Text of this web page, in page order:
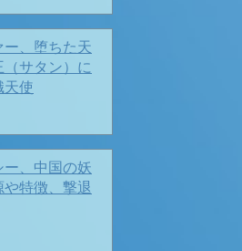
と🌺
ー、堕ちた天
（サタン）に
天使
ー、中国の妖
特徴、撃退